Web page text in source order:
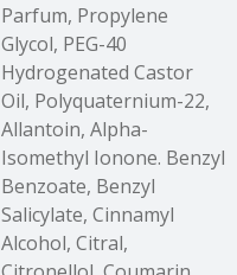
Parfum, Propylene
Glycol, PEG-40
Hydrogenated Castor
Oil, Polyquaternium-22,
Allantoin, Alpha-
Isomethyl Ionone. Benzyl
Benzoate, Benzyl
Salicylate, Cinnamyl
Alcohol, Citral,